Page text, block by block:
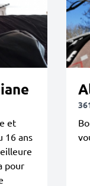
et
16 ans
pour